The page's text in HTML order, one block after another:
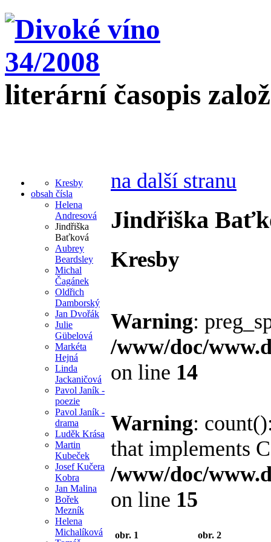
literární časopis
Kresby
obsah čísla
Helena
Andresová
Jindřiška
Baťková
Aubrey
Beardsley
Michal
Čagánek
Oldřich
Damborský
Jan Dvořák
Julie
Gübelová
Markéta
Hejná
Linda
Jackaničová
Pavol Janík -
poezie
Pavol Janík -
drama
Luděk Krása
Martin
Kubeček
Josef Kučera
Kobra
Jan Malina
Bořek
Mezník
Helena
Michalíková
na další stranu
Jindřiška
Kresby
Warning:
/www/doc/
on line 14
Warning:
that implements
/www/doc/
on line 15
obr. 1 obr. 2